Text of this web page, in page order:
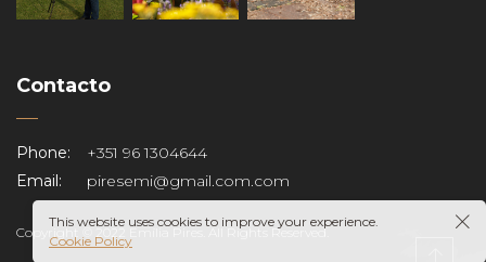
Contacto
Phone:
+351 96 1304644
Email:
piresemi@gmail.com.com
Copyright © 2022 Emília Pires. All Rights Reserved.
This website uses cookies to improve your experience.
Cookie Policy